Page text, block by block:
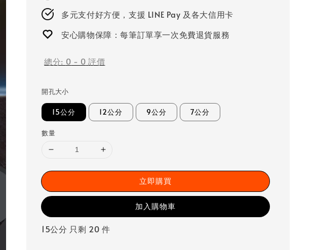
多元支付好方便，支援 LINE Pay 及各大信用卡
安心購物保障：每筆訂單享一次免費退貨服務
總分: 0 - 0 評價
開孔大小
15公分 12公分 9公分 7公分
數量
立即購買
加入購物車
15公分 只剩 20 件